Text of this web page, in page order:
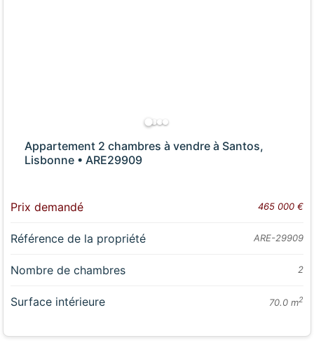
Appartement 2 chambres à vendre à Santos,
Lisbonne • ARE29909
Prix demandé 465 000 €
Référence de la propriété ARE-29909
Nombre de chambres 2
Surface intérieure 70.0 m2